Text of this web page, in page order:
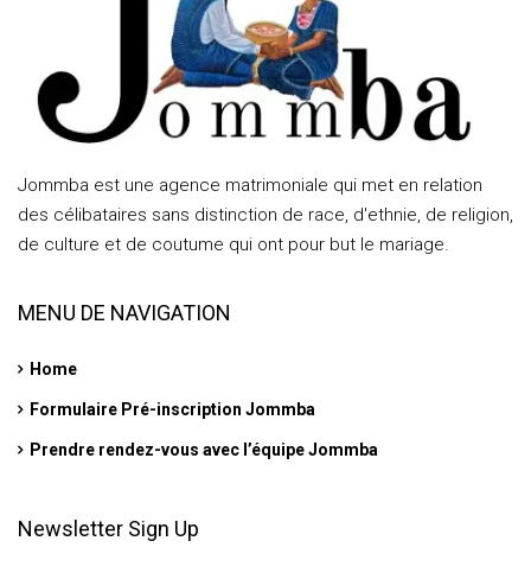
Jommba est une agence matrimoniale qui met en relation
des célibataires sans distinction de race, d'ethnie, de religion,
de culture et de coutume qui ont pour but le mariage.
MENU DE NAVIGATION
Home
Formulaire Pré-inscription Jommba
Prendre rendez-vous avec l’équipe Jommba
Newsletter Sign Up